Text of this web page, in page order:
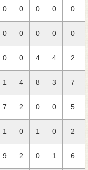
0 0 0 0 0
0 0 0 0 0
0 0 4 4 2
1 4 8 3 7
7 2 0 0 5
1 0 1 0 2
9 2 0 1 6